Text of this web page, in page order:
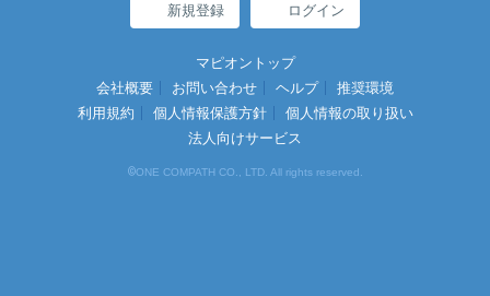
新規登録 ログイン
マピオントップ
会社概要
お問い合わせ ヘルプ
推奨環境
利用規約
個人情報保護方針
個人情報の取り扱い
法人向けサービス
©ONE COMPATH CO., LTD. All rights reserved.